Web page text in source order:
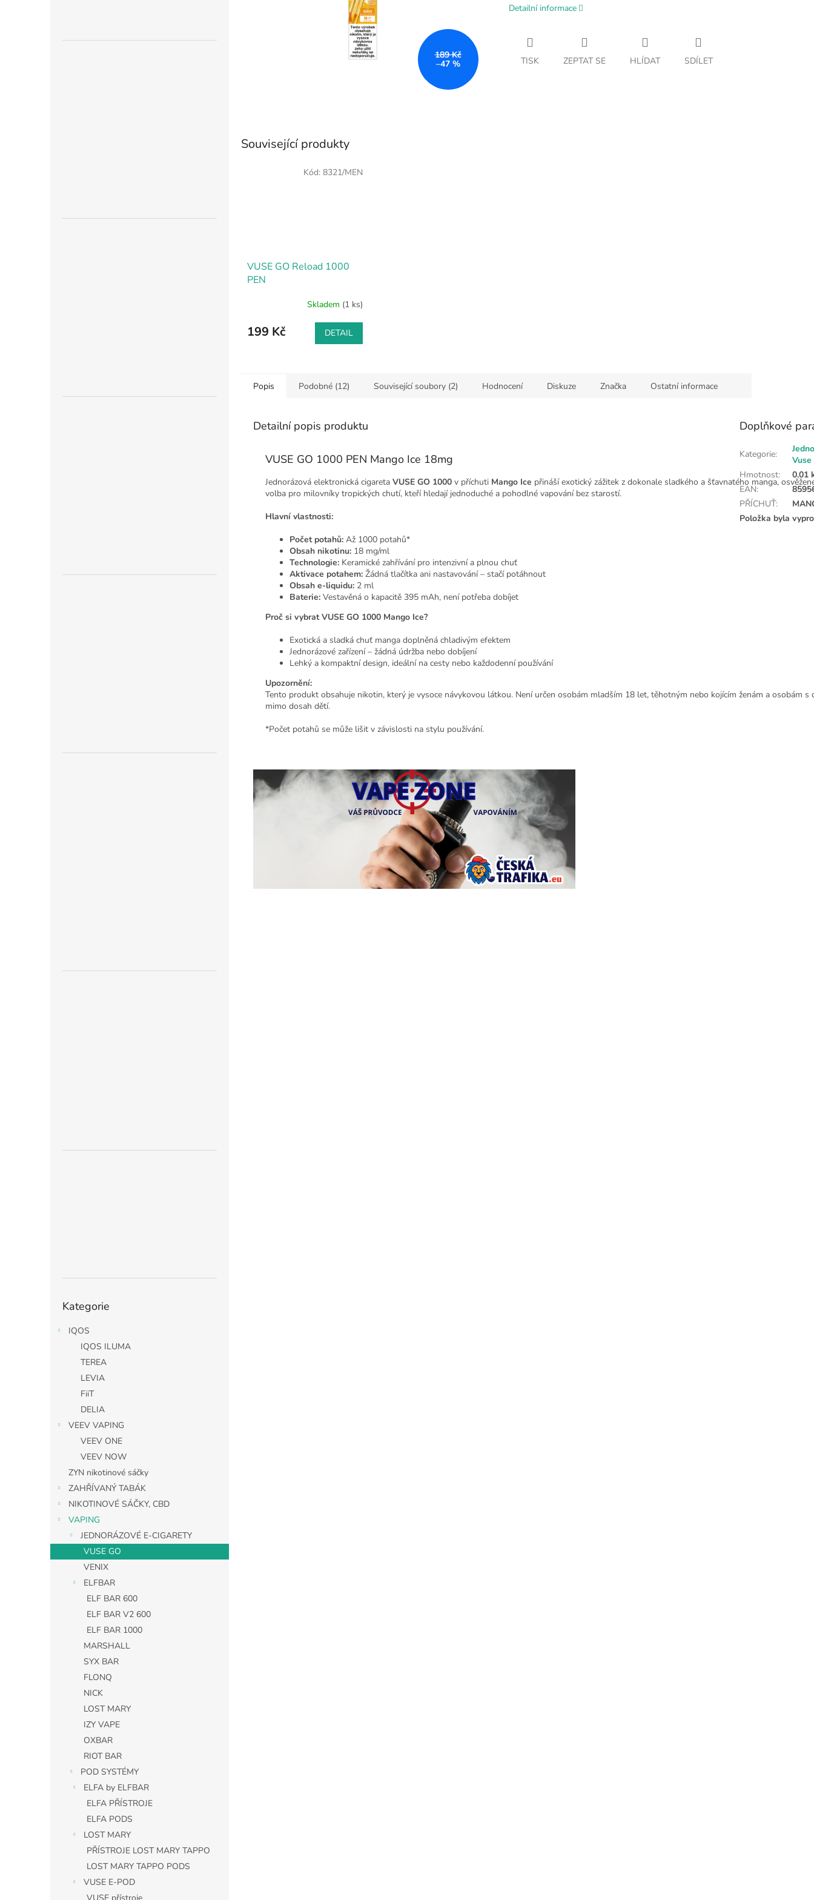
kategorie
Kategorie
IQOS
IQOS ILUMA
TEREA
LEVIA
FiiT
DELIA
VEEV VAPING
VEEV ONE
VEEV NOW
ZYN nikotinové sáčky
ZAHŘÍVANÝ TABÁK
NIKOTINOVÉ SÁČKY, CBD
VAPING
JEDNORÁZOVÉ E-CIGARETY
VUSE GO
VENIX
ELFBAR
ELF BAR 600
ELF BAR V2 600
ELF BAR 1000
MARSHALL
SYX BAR
FLONQ
NICK
LOST MARY
IZY VAPE
OXBAR
RIOT BAR
POD SYSTÉMY
ELFA by ELFBAR
ELFA PŘÍSTROJE
ELFA PODS
LOST MARY
PŘÍSTROJE LOST MARY TAPPO
LOST MARY TAPPO PODS
VUSE E-POD
VUSE přístroje
189 Kč
–47 %
Detailní informace
TISK ZEPTAT SE HLÍDAT SDÍLET
Související produkty
VUSE GO Reload 1000
PEN
Skladem (1 ks)
199 Kč DETAIL
Kód: 8321/MEN
Popis Podobné (12) Související soubory (2) Hodnocení Diskuze Značka Ostatní informace
Detailní popis produktu
VUSE GO 1000 PEN Mango Ice 18mg
Jednorázová elektronická cigareta VUSE GO 1000 v příchuti Mango Ice přináší exotický zážitek z dokonale sladkého a šťavnatého manga,
volba pro milovníky tropických chutí, kteří hledají jednoduché a pohodlné vapování bez starostí.
Hlavní vlastnosti:
Počet potahů: Až 1000 potahů*
Obsah nikotinu: 18 mg/ml
Technologie: Keramické zahřívání pro intenzivní a plnou chuť
Aktivace potahem: Žádná tlačítka ani nastavování – stačí potáhnout
Obsah e-liquidu: 2 ml
Baterie: Vestavěná o kapacitě 395 mAh, není potřeba dobíjet
Proč si vybrat VUSE GO 1000 Mango Ice?
Exotická a sladká chuť manga doplněná chladivým efektem
Jednorázové zařízení – žádná údržba nebo dobíjení
Lehký a kompaktní design, ideální na cesty nebo každodenní používání
Upozornění:
Tento produkt obsahuje nikotin, který je vysoce návykovou látkou. Není určen osobám mladším 18 let, těhotným nebo kojícím ženám a osobám s
mimo dosah dětí.
*Počet potahů se může lišit v závislosti na stylu používání.
Doplňkové
Kategorie:
Vuse
Hmotnost:
0.01
EAN:
PŘÍCHUŤ:
Položka byla